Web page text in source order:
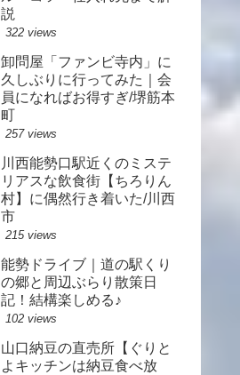
説
322 views
卸問屋「ファンビ寺内」に
久しぶりに行ってみた｜会
員になればお得すぎ/堺筋本
町
257 views
川西能勢口駅近くのミステ
リアスな飲食街【ちろりん
村】に偶然行き着いた/川西
市
215 views
能勢ドライブ｜道の駅くり
の郷と周辺ぶらり散策日
記！結構楽しめる♪
102 views
山口納豆の直売所【ぐりと
よキッチンは納豆食べ放